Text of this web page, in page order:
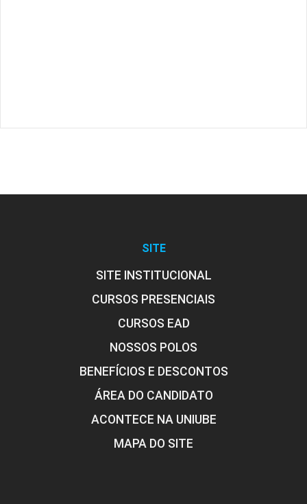
SITE
SITE INSTITUCIONAL
CURSOS PRESENCIAIS
CURSOS EAD
NOSSOS POLOS
BENEFÍCIOS E DESCONTOS
ÁREA DO CANDIDATO
ACONTECE NA UNIUBE
MAPA DO SITE